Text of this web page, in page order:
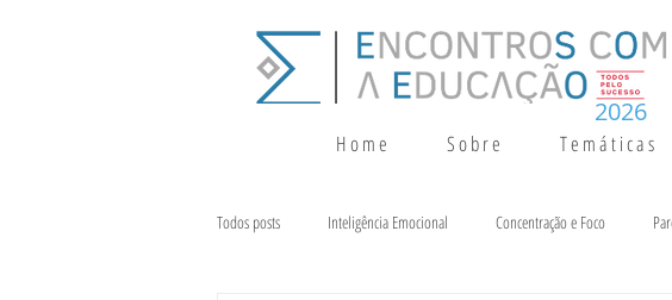
H o m e S o b r e T e m á t i c a s
2026
Todos posts Inteligência Emocional Concentração e Foco